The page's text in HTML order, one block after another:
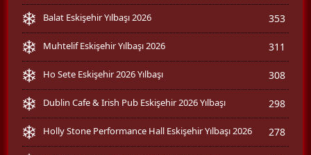
Balat Eskişehir Yılbaşı 2026 353
Muhtelif Eskişehir Yılbaşı 2026 311
Ho Sete Eskişehir 2026 Yılbaşı 308
Dublin Cafe & Irish Pub Eskişehir 2026 Yılbaşı 298
Holly Stone Performance Hall Eskişehir Yılbaşı 2026 278